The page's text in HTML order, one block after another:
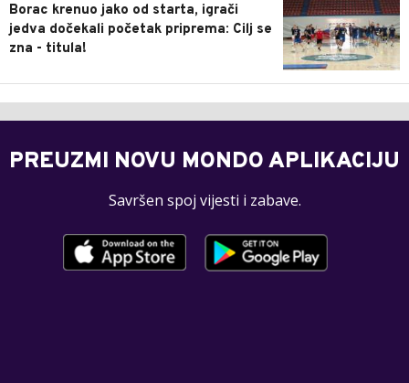
Borac krenuo jako od starta, igrači
jedva dočekali početak priprema: Cilj se
zna - titula!
PREUZMI NOVU MONDO APLIKACIJU
Savršen spoj vijesti i zabave.